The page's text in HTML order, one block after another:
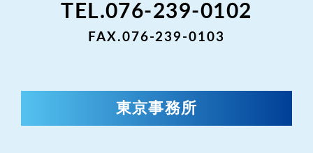
TEL.076-239-0102
FAX.076-239-0103
東京事務所